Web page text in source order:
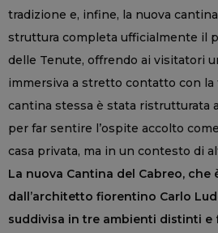
tradizione e, infine, la nuova
struttura completa ufficialmente il
delle Tenute, offrendo ai visitatori
immersiva a stretto contatto con la
cantina stessa è stata ristrutturata
per far sentire l’ospite accolto
casa privata, ma in un contesto di
La nuova Cantina del Cabreo,
dall’architetto fiorentino Carlo
suddivisa in tre ambienti distinti e